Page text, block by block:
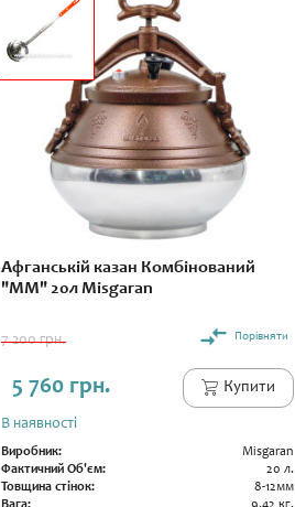
Афганській казан Комбінований
"ММ" 20л Misgaran
7 200 грн. Порівняти
5 760 грн. Купити
В наявності
Виробник:
Misgaran
Фактичний Об'єм:
20 л.
Товщина стінок:
8-12мм